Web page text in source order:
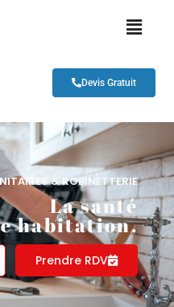
Devis Gratuit
& ROBINETTERIE
La santé
habitation.
Prendre RDV